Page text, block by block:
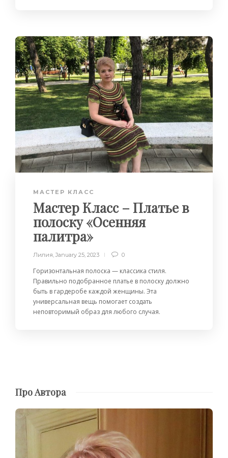
МАСТЕР КЛАСС
Мастер Класс – Платье в
полоску «Осенняя
палитра»
Лилия, January 25, 2023 0
Горизонтальная полоска — классика стиля.
Правильно подобранное платье в полоску должно
быть в гардеробе каждой женщины. Эта
универсальная вещь помогает создать
неповторимый образ для любого случая.
Про Автора